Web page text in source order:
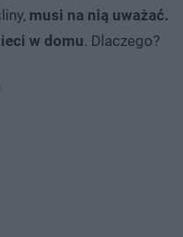
musi na nią uważać.
w domu. Dlaczego?